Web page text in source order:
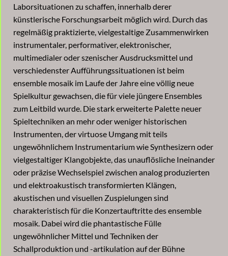
Laborsituationen zu schaffen, innerhalb derer
künstlerische Forschungsarbeit möglich wird. Durch das
regelmäßig praktizierte, vielgestaltige Zusammenwirken
instrumentaler, performativer, elektronischer,
multimedialer oder szenischer Ausdrucksmittel und
verschiedenster Aufführungssituationen ist beim
ensemble mosaik im Laufe der Jahre eine völlig neue
Spielkultur gewachsen, die für viele jüngere Ensembles
zum Leitbild wurde. Die stark erweiterte Palette neuer
Spieltechniken an mehr oder weniger historischen
Instrumenten, der virtuose Umgang mit teils
ungewöhnlichem Instrumentarium wie Synthesizern oder
vielgestaltiger Klangobjekte, das unauflösliche Ineinander
oder präzise Wechselspiel zwischen analog produzierten
und elektroakustisch transformierten Klängen,
akustischen und visuellen Zuspielungen sind
charakteristisch für die Konzertauftritte des ensemble
mosaik. Dabei wird die phantastische Fülle
ungewöhnlicher Mittel und Techniken der
Schallproduktion und -artikulation auf der Bühne